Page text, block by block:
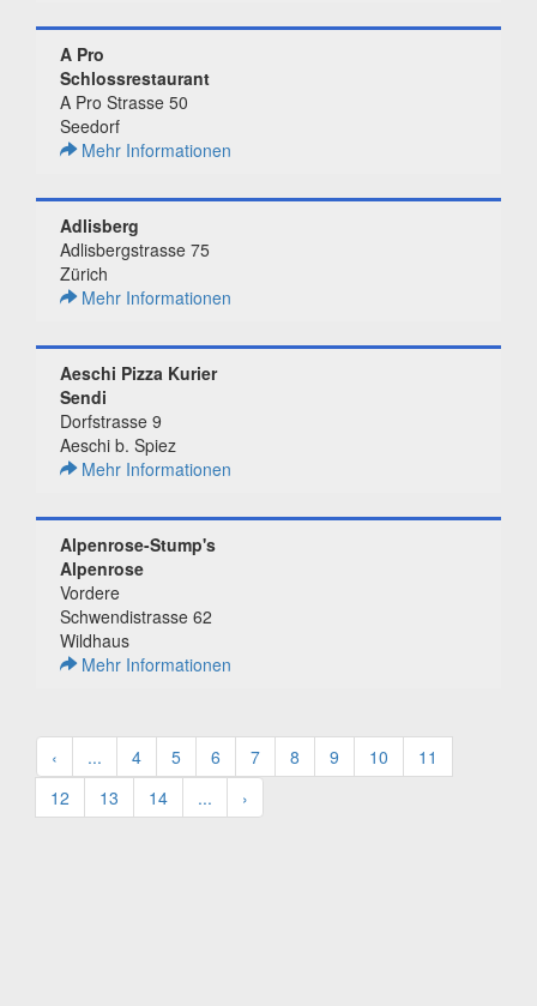
A Pro
Schlossrestaurant
A Pro Strasse 50
Seedorf
Mehr Informationen
Adlisberg
Adlisbergstrasse 75
Zürich
Mehr Informationen
Aeschi Pizza Kurier
Sendi
Dorfstrasse 9
Aeschi b. Spiez
Mehr Informationen
Alpenrose-Stump's
Alpenrose
Vordere
Schwendistrasse 62
Wildhaus
Mehr Informationen
‹ ... 4 5 6 7 8 9 10
11
12
13 14 ... ›